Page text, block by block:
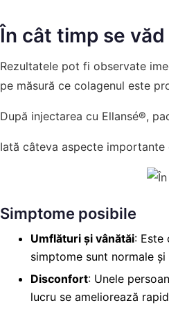
În cât timp se
Rezultatele pot fi observate
pe măsură ce colagenul este
După injectarea cu Ellansé®,
Iată câteva aspecte
Simptome posibile
Umflături și vânătăi: Este
simptome sunt normale
Disconfort: Unele
lucru se ameliorează